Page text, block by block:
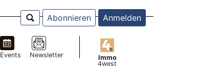
Abonnieren Anmelden
Events Newsletter
Immo
4west